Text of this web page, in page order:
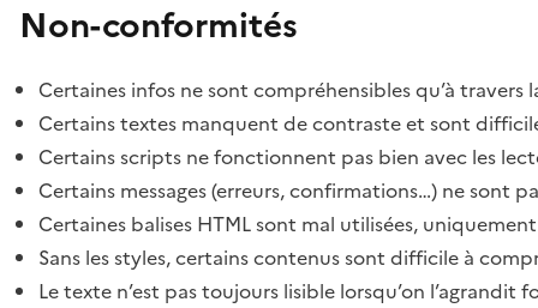
Non-conformités
Certaines infos ne sont compréhensibles qu’à travers
Certains textes manquent de contraste et sont
Certains scripts ne fonctionnent pas bien avec les
Certains messages (erreurs, confirmations…) ne sont
Certaines balises HTML sont mal utilisées,
Sans les styles, certains contenus sont difficile à
Le texte n’est pas toujours lisible lorsqu’on l’agrandit